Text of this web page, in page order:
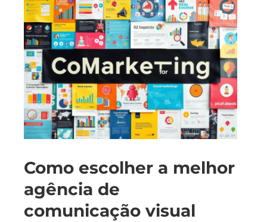
Como escolher a melhor
agência de
comunicação visual